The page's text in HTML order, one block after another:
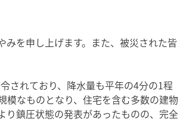
を申し上げます。また、被災された皆
されており、降水量も平年の4分の1程
模なものとなり、住宅を含む多数の建物
り鎮圧状態の発表があったものの、完全